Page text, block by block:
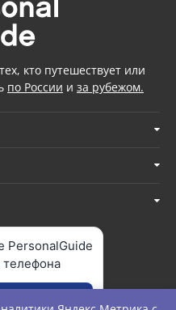
кто путешествует или
по России и за рубежом.
PersonalGuide
телефона